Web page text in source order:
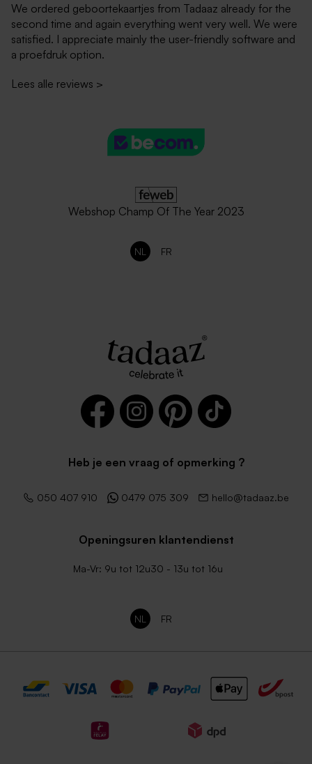
We ordered geboortekaartjes from Tadaaz already for the
second time and again everything went very well. We were
satisfied. I appreciate mainly the user-friendly software and
a proefdruk option.
Lees alle reviews >
Webshop Champ Of The Year 2023
NL FR
Heb je een vraag of opmerking ?
050 407 910 0479 075 309 hello@tadaaz.be
Openingsuren klantendienst
Ma-Vr: 9u tot 12u30 - 13u tot 16u
NL FR